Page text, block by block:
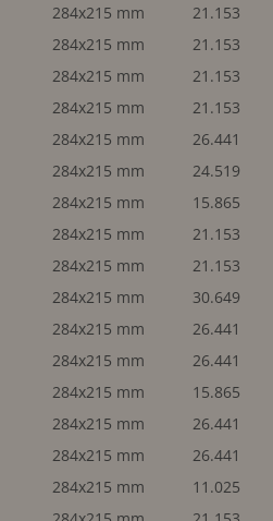
284x215 mm
21.153
284x215 mm
21.153
284x215 mm
21.153
284x215 mm
21.153
284x215 mm
26.441
284x215 mm
24.519
284x215 mm
15.865
284x215 mm
21.153
284x215 mm
21.153
284x215 mm
30.649
284x215 mm
26.441
284x215 mm
26.441
284x215 mm
15.865
284x215 mm
26.441
284x215 mm
26.441
284x215 mm
11.025